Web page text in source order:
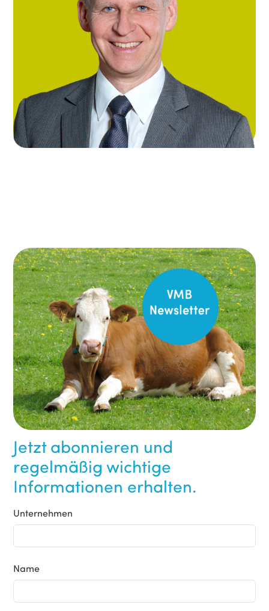
Jetzt abonnieren und
regelmäßig wichtige
Informationen erhalten.
Unternehmen
Name